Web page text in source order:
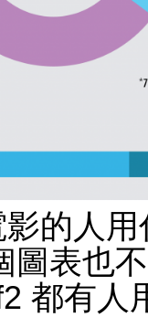
的人
圖表也
都有人